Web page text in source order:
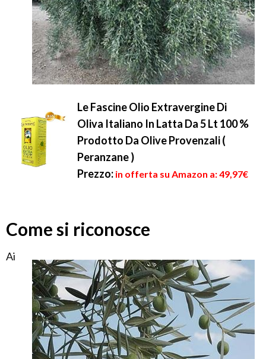
Le Fascine Olio Extravergine Di
Oliva Italiano In Latta Da 5 Lt 100 %
Prodotto Da Olive Provenzali (
Peranzane )
Prezzo: in offerta su Amazon a: 49,97€
Come si riconosce
Ai